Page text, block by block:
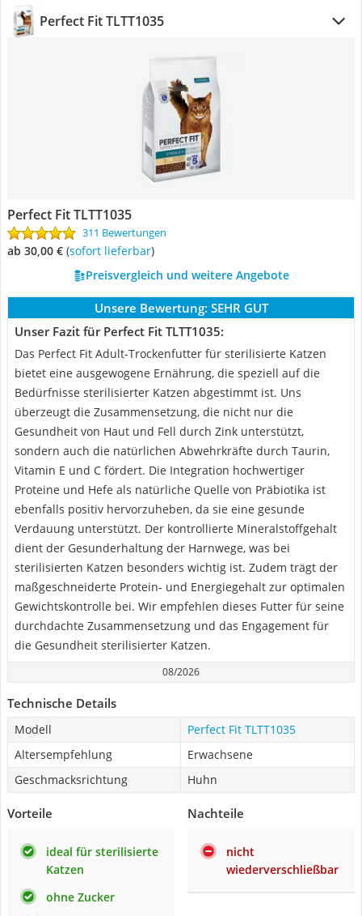
Perfect Fit TLTT1035
Perfect Fit TLTT1035
311 Bewertungen
ab 30,00 € ( Sofort lieferbar)
Preisvergleich und weitere Angebote
Unsere Bewertung: SEHR GUT
Unser Fazit für Perfect Fit TLTT1035:
Das Perfect Fit Adult-Trockenfutter für sterilisierte Katzen
bietet eine ausgewogene Ernährung, die speziell auf die
Bedürfnisse sterilisierter Katzen abgestimmt ist. Uns
überzeugt die Zusammensetzung, die nicht nur die
Gesundheit von Haut und Fell durch Zink unterstützt,
sondern auch die natürlichen Abwehrkräfte durch Taurin,
Vitamin E und C fördert. Die Integration hochwertiger
Proteine und Hefe als natürliche Quelle von Präbiotika ist
ebenfalls positiv hervorzuheben, da sie eine gesunde
Verdauung unterstützt. Der kontrollierte Mineralstoffgehalt
dient der Gesunderhaltung der Harnwege, was bei
sterilisierten Katzen besonders wichtig ist. Zudem trägt der
maßgeschneiderte Protein- und Energiegehalt zur optimalen
Gewichtskontrolle bei. Wir empfehlen dieses Futter für seine
durchdachte Zusammensetzung und das Engagement für
die Gesundheit sterilisierter Katzen.
08/2026
Technische Details
Modell
Perfect Fit TLTT1035
Altersempfehlung
Erwachsene
Geschmacksrichtung
Huhn
Vorteile
ideal für sterilisierte
Katzen
ohne Zucker
Nachteile
nicht
wiederverschließbar